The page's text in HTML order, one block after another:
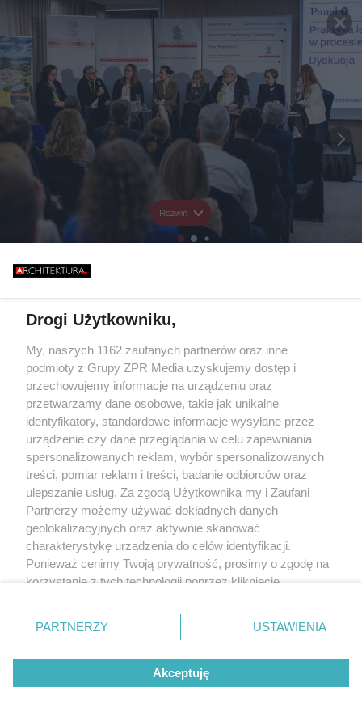
Rozwiń
Drogi Użytkowniku,
My, naszych 1162 zaufanych partnerów oraz inne
podmioty z Grupy ZPR Media uzyskujemy dostęp i
przechowujemy informacje na urządzeniu oraz
przetwarzamy dane osobowe, takie jak unikalne
identyfikatory, standardowe informacje wysyłane przez
urządzenie czy dane przeglądania w celu zapewniania
spersonalizowanych reklam, wybór spersonalizowanych
treści, pomiar reklam i treści, badanie odbiorców oraz
ulepszanie usług. Za zgodą Użytkownika my i Zaufani
Partnerzy możemy używać dokładnych danych
geolokalizacyjnych oraz aktywnie skanować
charakterystykę urządzenia do celów identyfikacji.
Ponieważ cenimy Twoją prywatność, prosimy o zgodę na
korzystanie z tych technologii poprzez kliknięcie
zmienić/wycofać klikając przycisk ustawień prywatności
znajdujący się w lewym dolnym rogu strony
rodzaje przetwarzania danych nie wymagają zgody
użytkownika, ale masz prawo sprzeciwić się takiemu
przetwarzaniu. Preferencje będą miały zastosowanie tylko
PARTNERZY USTAWIENIA
Akceptuję